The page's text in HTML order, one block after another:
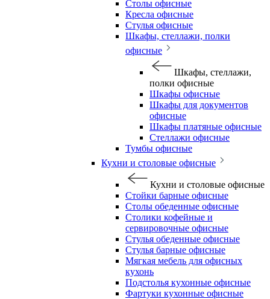
Столы офисные
Кресла офисные
Стулья офисные
Шкафы, стеллажи, полки
офисные
Шкафы, стеллажи,
полки офисные
Шкафы офисные
Шкафы для документов
офисные
Шкафы платяные офисные
Стеллажи офисные
Тумбы офисные
Кухни и столовые офисные
Кухни и столовые офисные
Стойки барные офисные
Столы обеденные офисные
Столики кофейные и
сервировочные офисные
Стулья обеденные офисные
Стулья барные офисные
Мягкая мебель для офисных
кухонь
Подстолья кухонные офисные
Фартуки кухонные офисные